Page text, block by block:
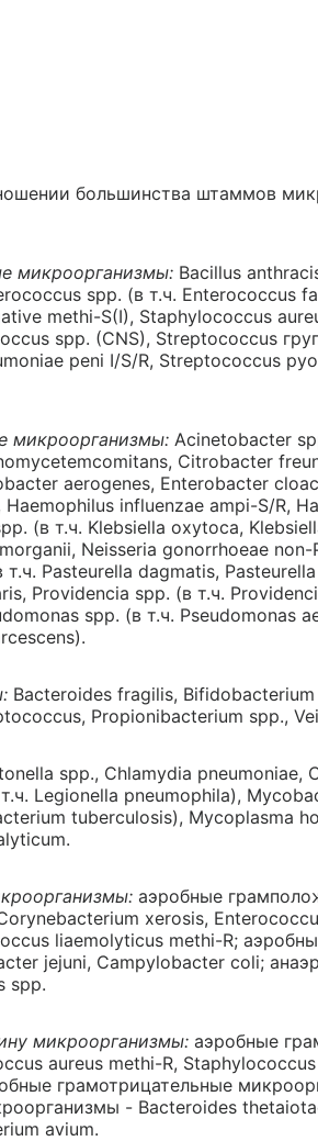
большинства штаммов
микроорганизмы: Bacillus
spp. (в т.ч. Enterococcus
methi-S(I), Staphylococcus
spp. (CNS), Streptococcus
peni I/S/R, Streptococcus
микроорганизмы: Acinetobacter
Citrobacter
aerogenes, Enterobacter
influenzae ampi-S/R,
(в т.ч. Klebsiella oxytoca,
Neisseria gonorrhoeae non-
Pasteurella dagmatis,
Providencia spp. (в т.ч.
spp. (в т.ч. Pseudomonas
Bacteroides fragilis,
Propionibacterium spp.,
spp., Chlamydia pneumoniae,
Legionella pneumophila),
tuberculosis), Mycoplasma
аэробные
xerosis,
liaemolyticus methi-R;
jejuni, Campylobacter coli;
spp.
микроорганизмы: аэробные
aureus methi-R,
грамотрицательные
- Bacteroides
avium.